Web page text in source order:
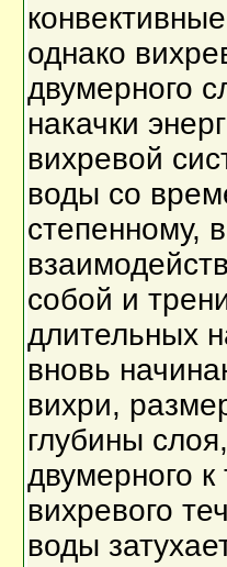
однако
двумерного
накачки
вихревой
воды со
степенному,
собой и
длительных
вновь
вихри,
глубины
двумерного
вихревого
воды